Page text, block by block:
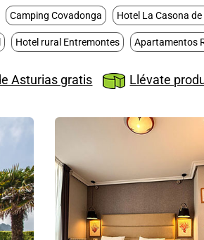
Camping Covadonga Hotel La Casona
Hotel rural Entremontes Apartamentos
Asturias gratis Llévate
Gran
Sella